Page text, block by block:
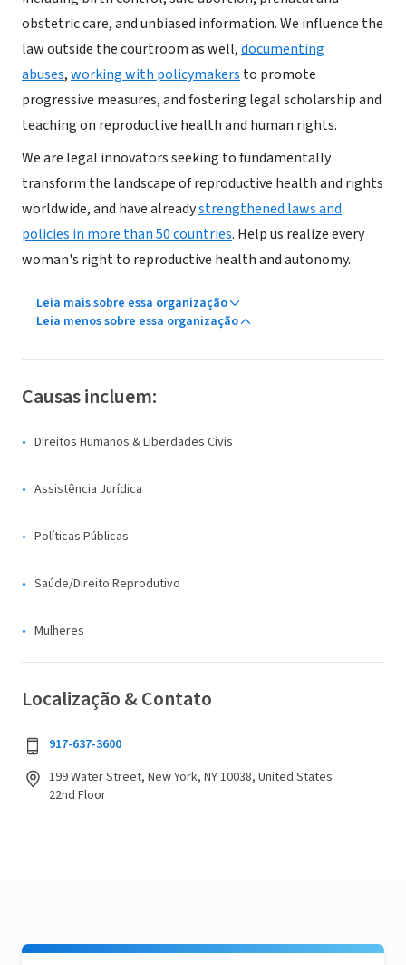
obstetric care, and unbiased information. We influence the
law outside the courtroom as well,documenting
abuses,working with policymakersto promote
progressive measures, and fostering legal scholarship and
teaching on reproductive health and human rights.
We are legal innovators seeking to fundamentally
transform the landscape of reproductive health and rights
worldwide, and have alreadystrengthened laws and
policies in more than 50 countries. Help us realize every
woman's right to reproductive health and autonomy.
Leia mais sobre essa organização
Leia menos sobre essa organização
Causas incluem:
Direitos Humanos & Liberdades Civis
Assistência Jurídica
Políticas Públicas
Saúde/Direito Reprodutivo
Mulheres
Localização & Contato
917-637-3600
199 Water Street, New York, NY 10038, United States
22nd Floor